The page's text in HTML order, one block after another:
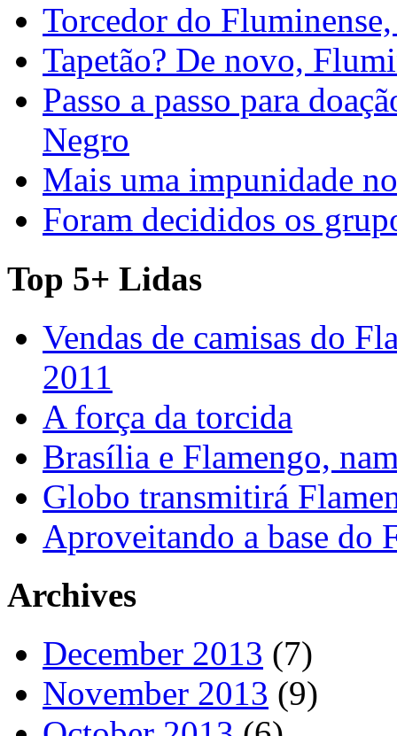
Torcedor do
Tapetão? De novo,
Passo a passo para
Negro
Mais uma impunidade
Foram decididos os
Top 5+ Lidas
Vendas de camisas do
2011
A força da torcida
Brasília e Flamengo,
Globo transmitirá
Aproveitando a base do
Archives
December 2013 (7)
November 2013 (9)